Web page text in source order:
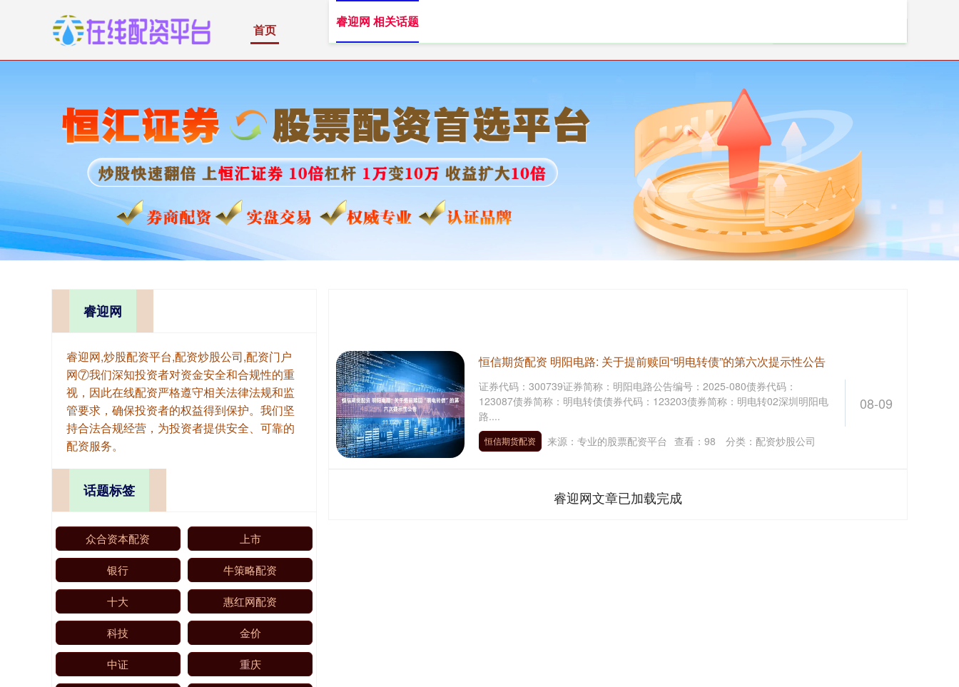
首页 睿迎网 炒股配资平台
睿迎网 相关话题
08-09
恒信期货配资 明阳电路: 关于提前赎回“明电转债”的第六次提示性公告
证券代码：300739证券简称：明阳电路公告编号：2025-080债券代码：
123087债券简称：明电转债债券代码：123203债券简称：明电转02深圳明阳电
路....
恒信期货配资 来源：专业的股票配资平台 查看： 98 分类： 配资炒股公司
睿迎网文章已加载完成
睿迎网
睿迎网,炒股配资平台,配资炒股公司,配资门户
网⑦我们深知投资者对资金安全和合规性的重
视，因此在线配资严格遵守相关法律法规和监
管要求，确保投资者的权益得到保护。我们坚
持合法合规经营，为投资者提供安全、可靠的
配资服务。
话题标签
众合资本配资 上市
银行 牛策略配资
十大 惠红网配资
科技 金价
中证 重庆